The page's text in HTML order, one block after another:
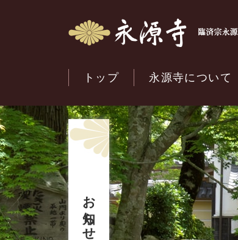
トップ 永源寺について
お知らせ